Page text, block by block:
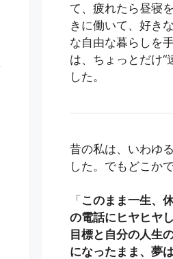
て、疲れたら昼寝
きに働いて、好き
な自由な暮らしを
は、ちょっとだけ“
した。
昔の私は、いわゆ
した。でもどこかで
「 このまま一生、
の電話にヒヤヒヤ
目標と自分の人生
になったまま、夢